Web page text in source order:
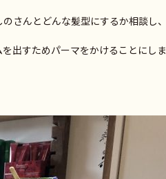
のさんとどんな髪型にするか相談し、
出すためパーマをかけることにしま